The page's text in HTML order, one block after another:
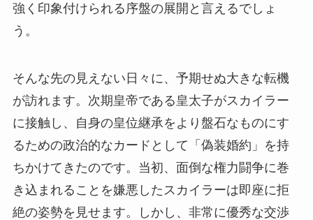
強く印象付けられる序盤の展開と言えるでしょ
う。
そんな先の見えない日々に、予期せぬ大きな転機
が訪れます。次期皇帝である皇太子がスカイラー
に接触し、自身の皇位継承をより盤石なものにす
るための政治的なカードとして「偽装婚約」を持
ちかけてきたのです。当初、面倒な権力闘争に巻
き込まれることを嫌悪したスカイラーは即座に拒
絶の姿勢を見せます。しかし、非常に優秀な交渉